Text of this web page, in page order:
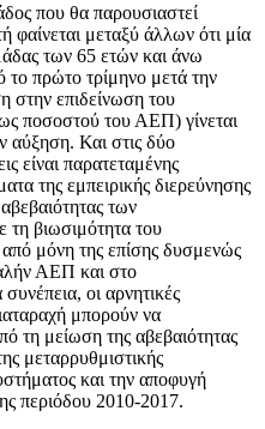
που θα παρουσιαστεί
φαίνεται μεταξύ άλλων ότι μία
των 65 ετών και άνω
πρώτο τρίμηνο μετά την
στην επιδείνωση του
ποσοστού του ΑΕΠ) γίνεται
αύξηση. Και στις δύο
είναι παρατεταμένης
της εμπειρικής διερεύνησης
των
τη βιωσιμότητα του
μόνη της επίσης δυσμενώς
ΑΕΠ και στο
οι αρνητικές
μπορούν να
τη μείωση της αβεβαιότητας
μεταρρυθμιστικής
και την αποφυγή
περιόδου 2010-2017.